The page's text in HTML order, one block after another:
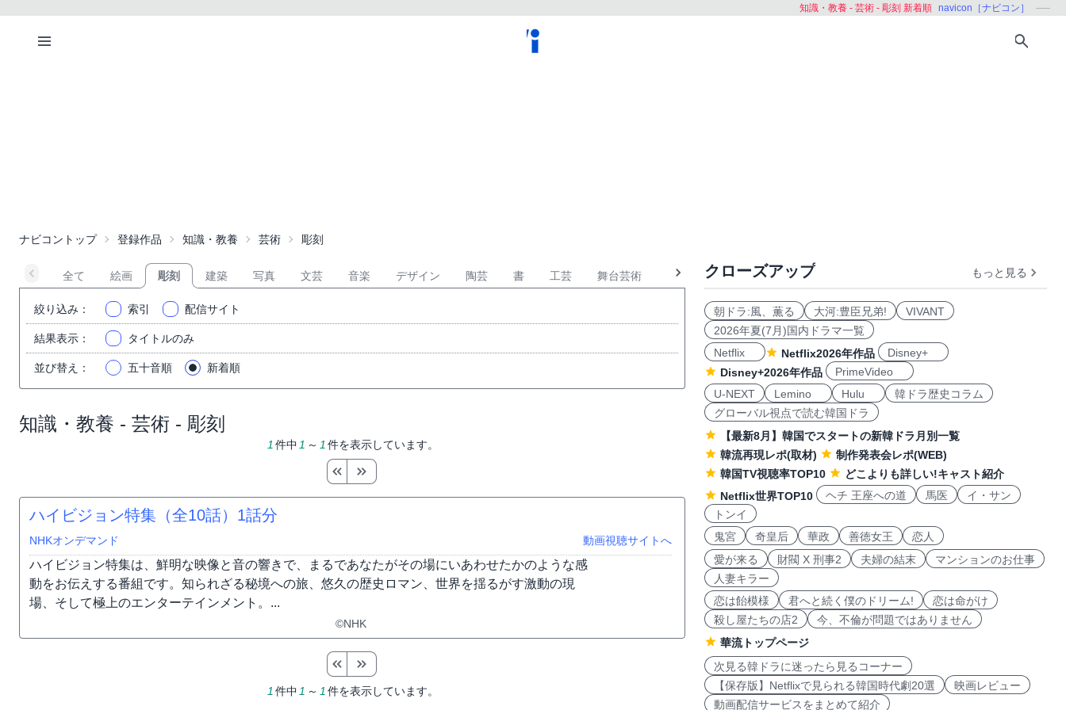
知識・教養 - 芸術 - 彫刻 新着順 navicon［ナビコン］
ナビコントップ 登録作品 知識・教養 芸術 彫刻
全て 絵画 彫刻 建築 写真 文芸 音楽 デザイン 陶芸 書 工芸 舞台芸術
絞り込み ： 索引 配信サイト
結果表示 ： タイトルのみ
並び替え ： 五十音順 新着順
知識・教養 - 芸術 - 彫刻
1 件中 1 ～ 1 件を表示しています。
ハイビジョン特集（全10話） 1話分
NHKオンデマンド 動画視聴サイトへ
ハイビジョン特集は、鮮明な映像と音の響きで、まるであなたがその場にいあわせたかのような感
動をお伝えする番組です。知られざる秘境への旅、悠久の歴史ロマン、世界を揺るがす激動の現
場、そして極上のエンターテインメント。...
©NHK
1 件中 1 ～ 1 件を表示しています。
クローズアップ もっと見る
朝ドラ:風、薫る 大河:豊臣兄弟!
VIVANT
2026年夏(7月)国内ドラマ一覧
Netflix
Netflix2026年作品
Disney+
Disney+2026年作品
PrimeVideo
U-NEXT
Lemino Hulu
韓ドラ歴史コラム
グローバル視点で読む韓国ドラ
【最新8月】韓国でスタートの新韓ドラ月別一覧
韓流再現レポ(取材)
制作発表会レポ(WEB)
韓国TV視聴率TOP10
どこよりも詳しい!キャスト紹介
Netflix世界TOP10
ヘチ 王座への道 馬医
イ・サン
トンイ
鬼宮
奇皇后 華政 善徳女王
恋人
愛が来る
財閥 X 刑事2 夫婦の結末
マンションのお仕事
人妻キラー
恋は飴模様
君へと続く僕のドリーム!
恋は命がけ
殺し屋たちの店2
今、不倫が問題ではありません
華流トップページ
次見る韓ドラに迷ったら見るコーナー
【保存版】Netflixで見られる韓国時代劇20選
映画レビュー
動画配信サービスをまとめて紹介